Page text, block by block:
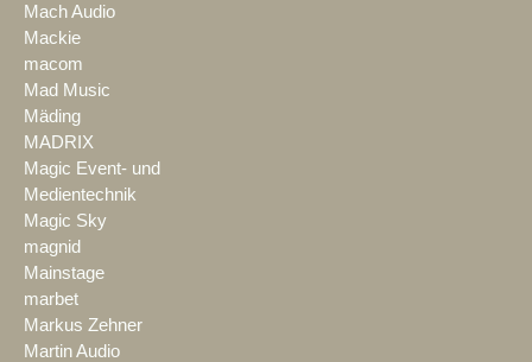
Mach Audio
Mackie
macom
Mad Music
Mäding
MADRIX
Magic Event- und
Medientechnik
Magic Sky
magnid
Mainstage
marbet
Markus Zehner
Martin Audio